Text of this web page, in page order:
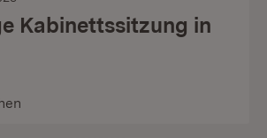
Kabinettssitzung in